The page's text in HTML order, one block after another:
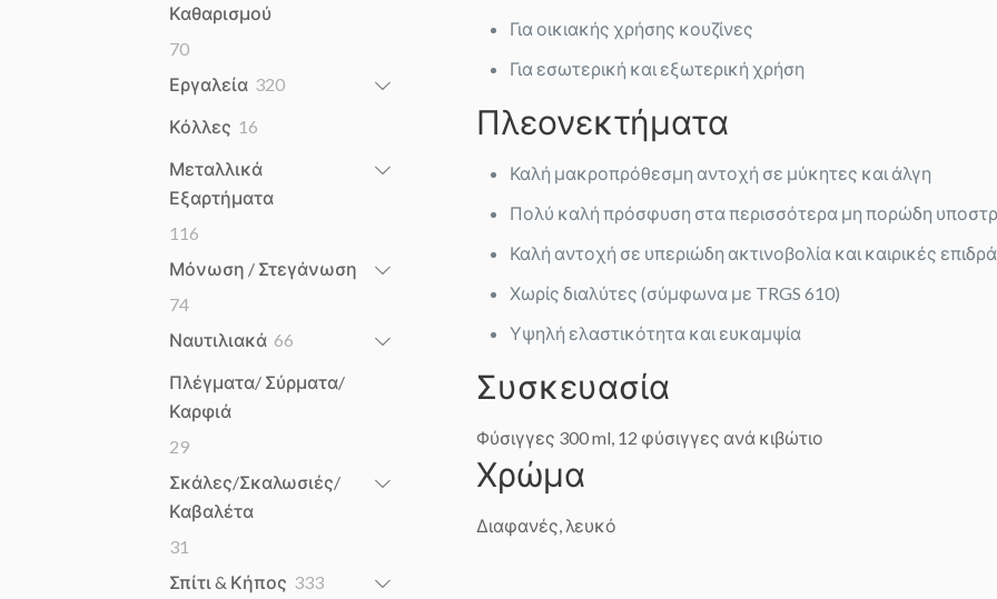
Για οικιακής χρήσης κουζίνες
Για εσωτερική και εξωτερική χρήση
Πλεονεκτήματα
Καλή μακροπρόθεσμη αντοχή σε μύκητες και άλγη
Πολύ καλή πρόσφυση στα περισσότερα μη πορώδη
Καλή αντοχή σε υπεριώδη ακτινοβολία και καιρικές
Χωρίς διαλύτες (σύμφωνα με TRGS 610)
Υψηλή ελαστικότητα και ευκαμψία
Συσκευασία
Φύσιγγες 300 ml, 12 φύσιγγες ανά κιβώτιο
Χρώμα
Διαφανές, λευκό
Καθαρισμού
7070
products
Εργαλεία 320320
Κόλλες 16
Μεταλλικά
Εξαρτήματα
116
products
Μόνωση / Στεγάνωση
7474
products
Ναυτιλιακά 66
Πλέγματα/ Σύρματα/
Καρφιά
2929
products
Σκάλες/Σκαλωσιές/
Καβαλέτα
31
products
Σπίτι & Κήπος 333333